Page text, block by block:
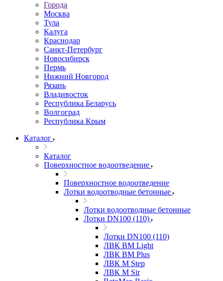
Города
Москва
Тула
Калуга
Краснодар
Санкт-Петербург
Новосибирск
Пермь
Нижний Новгород
Рязань
Владивосток
Республика Беларусь
Волгоград
Республика Крым
Каталог
Каталог
Поверхностное водоотведение
Поверхностное водоотведение
Лотки водоотводные бетонные
Лотки водоотводные бетонные
Лотки DN100 (110)
Лотки DN100 (110)
ЛВК ВМ Light
ЛВК ВМ Plus
ЛВК М Step
ЛВК М Sir